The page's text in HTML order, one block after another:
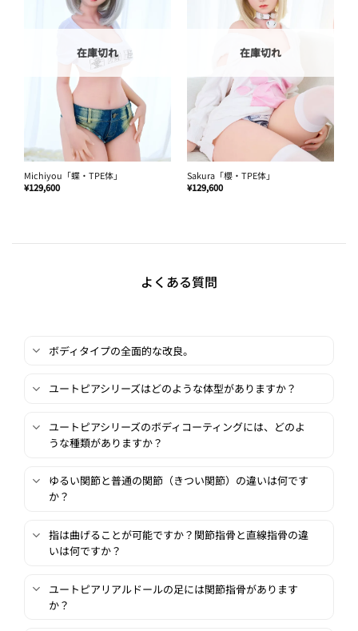
在庫切れ
Michiyou「蝶・TPE体」
¥129,600
在庫切れ
Sakura「櫻・TPE体」
¥129,600
よくある質問
ボディタイプの全面的な改良。
ユートピアシリーズはどのような体型がありますか？
ユートピアシリーズのボディコーティングには、どのよ
うな種類がありますか？
ゆるい関節と普通の関節（きつい関節）の違いは何です
か？
指は曲げることが可能ですか？関節指骨と直線指骨の違
いは何ですか？
ユートピアリアルドールの足には関節指骨があります
か？